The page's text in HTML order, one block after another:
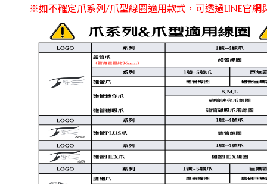
※如不確定爪系列/爪型線圈適用款式，可透過LINE官